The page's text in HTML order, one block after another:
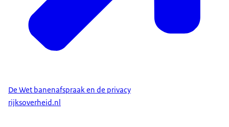
De Wet banenafspraak en de privacy
rijksoverheid.nl